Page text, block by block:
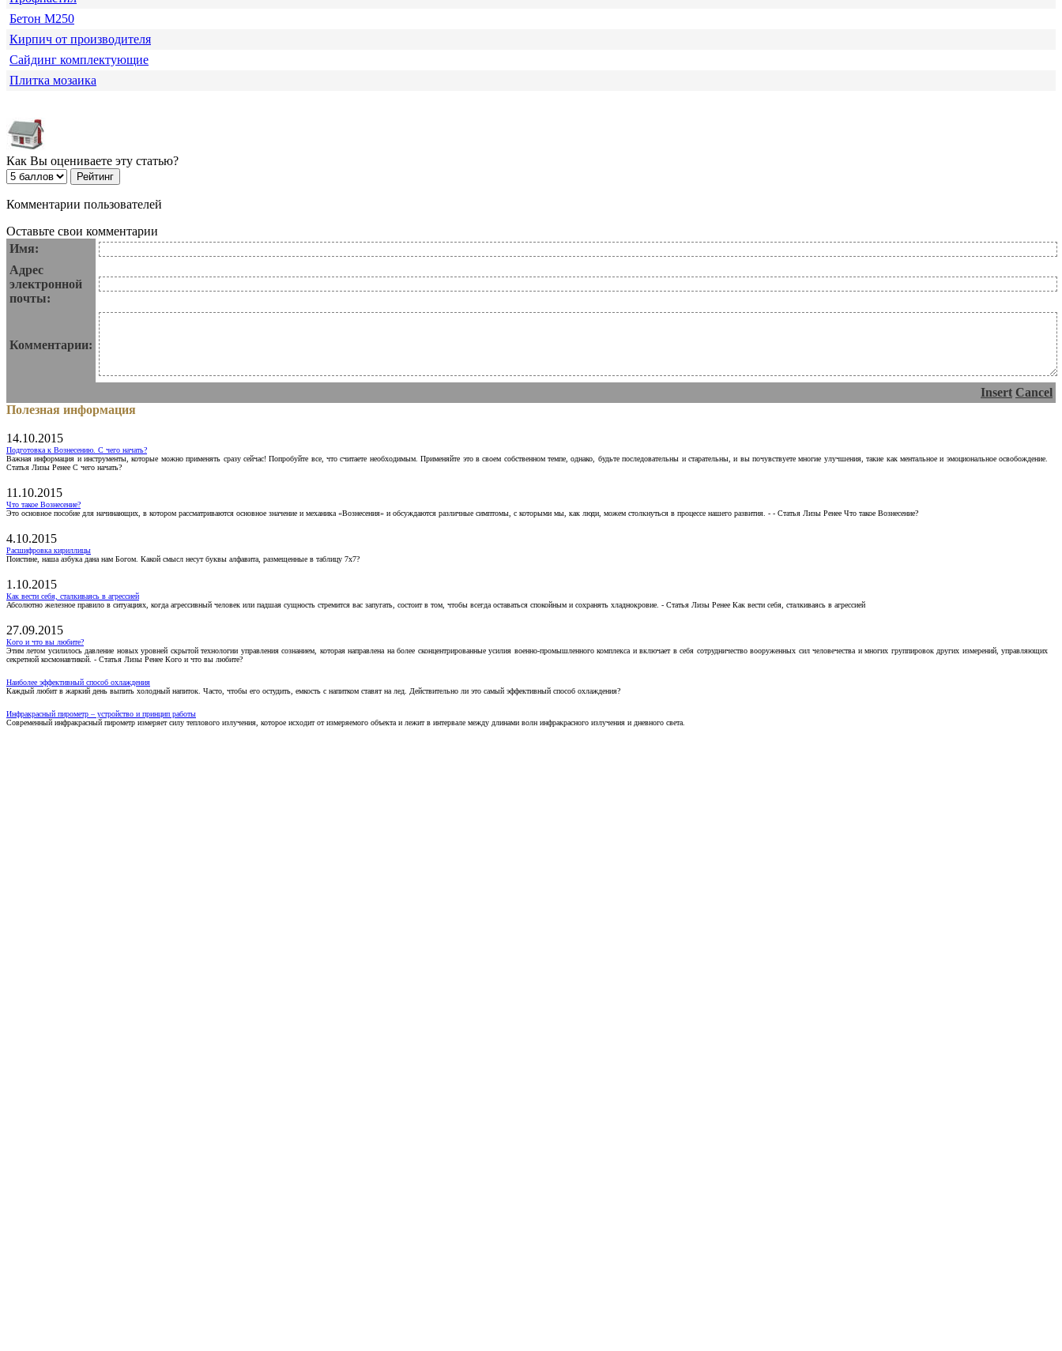
Бетон М250
Кирпич от производителя
Сайдинг комплектующие
Плитка мозаика
Как Вы оцениваете эту статью?
Комментарии пользователей
Оставьте свои комментарии
Имя:
Адрес
электронной
почты:
Комментарии:
Insert Cancel
Полезная информация
14.10.2015
Подготовка к Вознесению. С чего начать?
Важная информация и инструменты, которые можно применять сразу сейчас! Попробуйте все, что считаете необходимым. Применяйте это в своем собственном темпе, однако, будьте последовательны и старательны, и вы почувствуете многие улучшения, такие как ментальное и эмоциональное освобождение.
Статья Лизы Ренее С чего начать?
11.10.2015
Что такое Вознесение?
Это основное пособие для начинающих, в котором рассматриваются основное значение и механика «Вознесения» и обсуждаются различные симптомы, с которыми мы, как люди, можем столкнуться в процессе нашего развития. - - Статья Лизы Ренее Что такое Вознесение?
4.10.2015
Расшифровка кириллицы
Поистине, наша азбука дана нам Богом. Какой смысл несут буквы алфавита, размещенные в таблицу 7х7?
1.10.2015
Как вести себя, сталкиваясь в агрессией
Абсолютно железное правило в ситуациях, когда агрессивный человек или падшая сущность стремится вас запугать, состоит в том, чтобы всегда оставаться спокойным и сохранять хладнокровие. - Статья Лизы Ренее Как вести себя, сталкиваясь в агрессией
27.09.2015
Кого и что вы любите?
Этим летом усилилось давление новых уровней скрытой технологии управления сознанием, которая направлена на более сконцентрированные усилия военно-промышленного комплекса и включает в себя сотрудничество вооруженных сил человечества и многих группировок других измерений, управляющих
секретной космонавтикой. - Статья Лизы Ренее Кого и что вы любите?
Наиболее эффективный способ охлаждения
Каждый любит в жаркий день выпить холодный напиток. Часто, чтобы его остудить, емкость с напитком ставят на лед. Действительно ли это самый эффективный способ охлаждения?
Инфракрасный пирометр – устройство и принцип работы
Современный инфракрасный пирометр измеряет силу теплового излучения, которое исходит от измеряемого объекта и лежит в интервале между длинами волн инфракрасного излучения и дневного света.